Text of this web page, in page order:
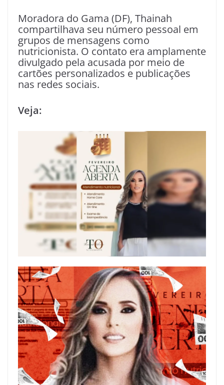
Moradora do Gama (DF), Thainah
compartilhava seu número pessoal em
grupos de mensagens como
nutricionista. O contato era amplamente
divulgado pela acusada por meio de
cartões personalizados e publicações
nas redes sociais.
Veja: